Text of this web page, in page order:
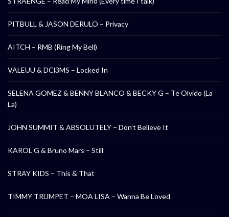
PITBULL & JASON DERULO – Privacy
AITCH – RMB (Ring My Bell)
VALEUU & DCl3MS – Locked In
SELENA GOMEZ & BENNY BLANCO & BECKY G – Te Olvido (La
La)
JOHN SUMMIT & ABSOLUTELY – Don’t Believe It
KAROL G & Bruno Mars – Still
STRAY KIDS – This & That
TIMMY TRUMPET – MOA LISA – Wanna Be Loved